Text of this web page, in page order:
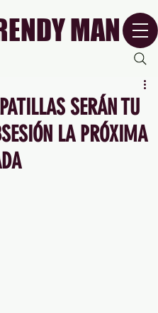
MAN
SERÁN TU
LA PRÓXIMA